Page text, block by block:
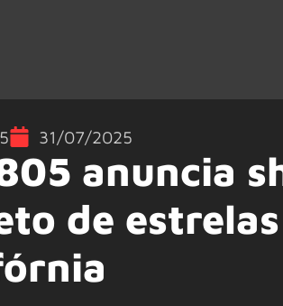
31/07/2025
anuncia
de